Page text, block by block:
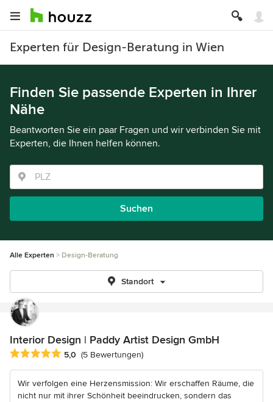
Experten für Design-Beratung in Wien
Finden Sie passende Experten in Ihrer
Nähe
Beantworten Sie ein paar Fragen und wir verbinden Sie mit
Experten, die Ihnen helfen können.
Suchen
Alle Experten Design-Beratung
Standort
Interior Design | Paddy Artist Design GmbH
Durchschnittliche Bewertung: 5 von 5 Sternen
5,0 (5 Bewertungen)
Wir verfolgen eine Herzensmission: Wir erschaffen Räume, die
nicht nur mit ihrer Schönheit beeindrucken, sondern das